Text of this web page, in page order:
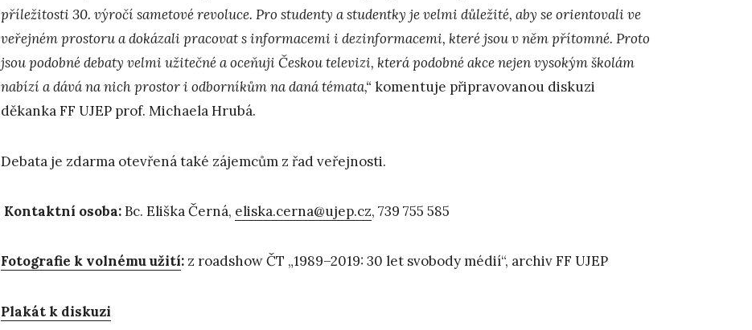
příležitosti 30. výročí sametové revoluce. Pro studenty a studentky je velmi důležité, aby se orientovali ve
veřejném prostoru a dokázali pracovat s informacemi i dezinformacemi, které jsou v něm přítomné. Proto
jsou podobné debaty velmi užitečné a oceňuji Českou televizi, která podobné akce nejen vysokým školám
nabízí a dává na nich prostor i odborníkům na daná témata,“ komentuje připravovanou diskuzi
děkanka FF UJEP prof. Michaela Hrubá.
Debata je zdarma otevřená také zájemcům z řad veřejnosti.
Kontaktní osoba:Bc. Eliška Černá, eliska.cerna@ujep.cz, 739 755 585
Fotografie k volnému užití: z roadshow ČT „1989–2019: 30 let svobody médií“, archiv FF UJEP
Plakát k diskuzi